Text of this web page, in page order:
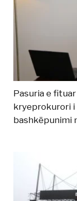
Pasuria e
kryeprokurori
bashkëpunimi